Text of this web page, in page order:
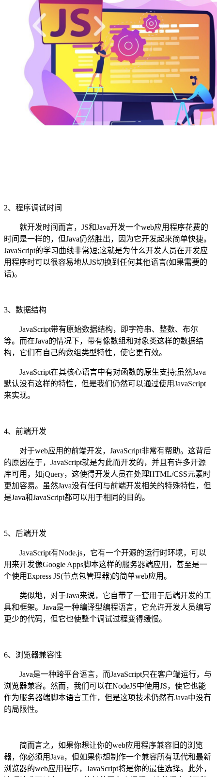
2、程序调试时间
就开发时间而言，JS和Java开发一个web应用程序花费的
时间是一样的，但Java仍然胜出，因为它开发起来简单快捷。
JavaScript的学习曲线非常短;这就是为什么开发人员在开发应
用程序时可以很容易地从JS切换到任何其他语言(如果需要的
话)。
3、数据结构
JavaScript带有原始数据结构，即字符串、整数、布尔
等。而在Java的情况下，带有像数组和对象类这样的数据结
构，它们有自己的数组类型特性，使它更有效。
JavaScript在其核心语言中有对函数的原生支持;虽然Java
默认没有这样的特性，但是我们仍然可以通过使用JavaScript
来实现。
4、前端开发
对于web应用的前端开发，JavaScript非常有帮助。这背后
的原因在于，JavaScript就是为此而开发的，并且有许多开源
库可用，如jQuery，这使得开发人员在处理HTML/CSS元素时
更加容易。虽然Java没有任何与前端开发相关的特殊特性，但
是Java和JavaScript都可以用于相同的目的。
5、后端开发
JavaScript有Node.js，它有一个开源的运行时环境，可以
用来开发像Google Apps脚本这样的服务器端应用，甚至是一
个使用Express JS(节点包管理器)的简单web应用。
类似地，对于Java来说，它自带了一套用于后端开发的工
具和框架。Java是一种编译型编程语言，它允许开发人员编写
更少的代码，但它也使整个调试过程变得缓慢。
6、浏览器兼容性
Java是一种跨平台语言，而JavaScript只在客户端运行，与
浏览器兼容。然而，我们可以在NodeJS中使用JS，使它也能
作为服务器端脚本语言工作，但是这项技术仍然有Java中没有
的局限性。
简而言之，如果你想让你的web应用程序兼容旧的浏览
器，你必须用Java，但如果你想制作一个兼容所有现代和最新
浏览器的web应用程序，JavaScript将是你的最佳选择。此外，